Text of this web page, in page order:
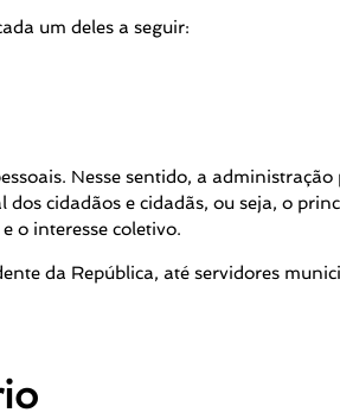
um deles a seguir:
Nesse sentido, a
cidadãos e cidadãs, ou seja, o
o interesse coletivo.
da República, até servidores